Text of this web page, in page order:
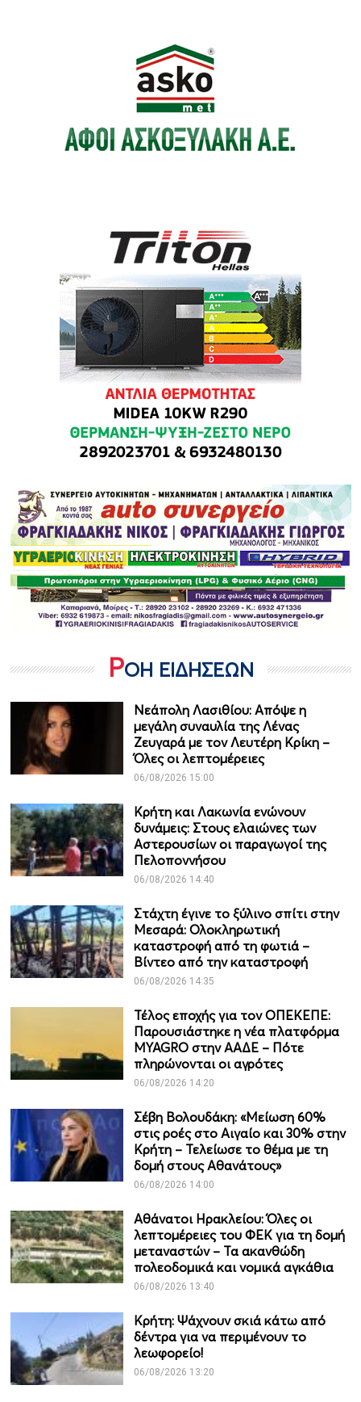
ΡΟΗ ΕΙΔΗΣΕΩΝ
Νεάπολη Λασιθίου: Απόψε η
μεγάλη συναυλία της Λένας
Ζευγαρά με τον Λευτέρη Κρίκη –
Όλες οι λεπτομέρειες
06/08/2026 15:00
Κρήτη και Λακωνία ενώνουν
δυνάμεις: Στους ελαιώνες των
Αστερουσίων οι παραγωγοί της
Πελοποννήσου
06/08/2026 14:40
Στάχτη έγινε το ξύλινο σπίτι στην
Μεσαρά: Ολοκληρωτική
καταστροφή από τη φωτιά –
Βίντεο από την καταστροφή
06/08/2026 14:35
Τέλος εποχής για τον ΟΠΕΚΕΠΕ:
Παρουσιάστηκε η νέα πλατφόρμα
MYAGRO στην ΑΑΔΕ – Πότε
πληρώνονται οι αγρότες
06/08/2026 14:20
Σέβη Βολουδάκη: «Μείωση 60%
στις ροές στο Αιγαίο και 30% στην
Κρήτη – Τελείωσε το θέμα με τη
δομή στους Αθανάτους»
06/08/2026 14:00
Αθάνατοι Ηρακλείου: Όλες οι
λεπτομέρειες του ΦΕΚ για τη δομή
μεταναστών – Τα ακανθώδη
πολεοδομικά και νομικά αγκάθια
06/08/2026 13:40
Κρήτη: Ψάχνουν σκιά κάτω από
δέντρα για να περιμένουν το
λεωφορείο!
06/08/2026 13:20